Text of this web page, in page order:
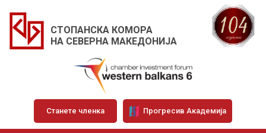
СТОПАНСКА КОМОРА
НА СЕВЕРНА МАКЕДОНИЈА
Станете членка Прогресив Академија